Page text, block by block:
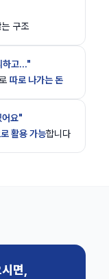
구조
하고..."
따로 나가는 돈
어요"
활용 가능합니다
면,